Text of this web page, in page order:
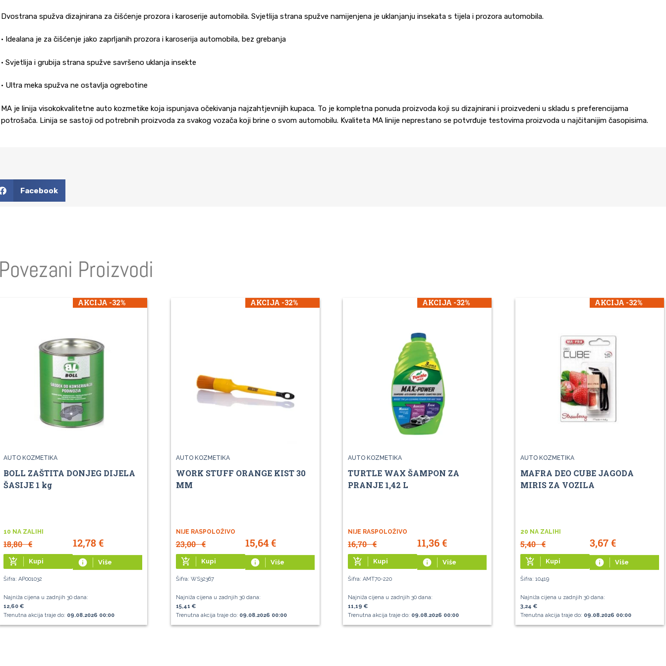
Dvostrana spužva dizajnirana za čišćenje prozora i karoserije automobila. Svjetlija strana spužve namijenjena je uklanjanju insekata s tijela i prozora automobila.
• Idealana je za čišćenje jako zaprljanih prozora i karoserija automobila, bez grebanja
• Svjetlija i grubija strana spužve savršeno uklanja insekte
• Ultra meka spužva ne ostavlja ogrebotine
MA je linija visokokvalitetne auto kozmetike koja ispunjava očekivanja najzahtjevnijih kupaca. To je kompletna ponuda proizvoda koji su dizajnirani i proizvedeni u skladu s preferencijama
potrošača. Linija se sastoji od potrebnih proizvoda za svakog vozača koji brine o svom automobilu. Kvaliteta MA linije neprestano se potvrđuje testovima proizvoda u najčitanijim časopisima.
Facebook
Proizvodi
AKCIJA -32%
AUTO KOZMETIKA
BOLL ZAŠTITA DONJEG DIJELA
ŠASIJE 1 kg
10 NA ZALIHI
18,80€ 12,78€
add_shopping_cart Kupi info Više
Šifra: AP001032
Najniža cijena u zadnjih 30 dana:
12,60 €
Trenutna akcija traje do: 09.08.2026 00:00
AKCIJA -32%
AUTO KOZMETIKA
WORK STUFF ORANGE KIST 30
MM
NIJE RASPOLOŽIVO
23,00€ 15,64€
add_shopping_cart Kupi info Više
Šifra: WS32367
Najniža cijena u zadnjih 30 dana:
15,41 €
Trenutna akcija traje do: 09.08.2026 00:00
AKCIJA -32%
AUTO KOZMETIKA
TURTLE WAX ŠAMPON ZA
PRANJE 1,42 L
NIJE RASPOLOŽIVO
16,70€ 11,36€
add_shopping_cart Kupi info Više
Šifra: AMT70-220
Najniža cijena u zadnjih 30 dana:
11,19 €
Trenutna akcija traje do: 09.08.2026 00:00
AKCIJA -32%
AUTO KOZMETIKA
MAFRA DEO CUBE JAGODA
MIRIS ZA VOZILA
20 NA ZALIHI
5,40€ 3,67€
add_shopping_cart Kupi info Više
Šifra: 10419
Najniža cijena u zadnjih 30 dana:
3,24 €
Trenutna akcija traje do: 09.08.2026 00:00